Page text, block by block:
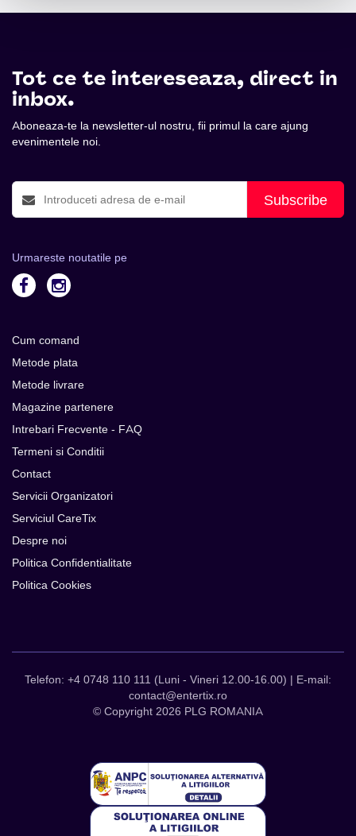
Tot ce te intereseaza, direct in
inbox.
Aboneaza-te la newsletter-ul nostru, fii primul la care ajung
evenimentele noi.
Subscribe
Urmareste noutatile pe
Cum comand
Metode plata
Metode livrare
Magazine partenere
Intrebari Frecvente - FAQ
Termeni si Conditii
Contact
Servicii Organizatori
Serviciul CareTix
Despre noi
Politica Confidentialitate
Politica Cookies
Telefon: +4 0748 110 111 (Luni - Vineri 12.00-16.00) | E-mail:
contact@entertix.ro
© Copyright 2026 PLG ROMANIA